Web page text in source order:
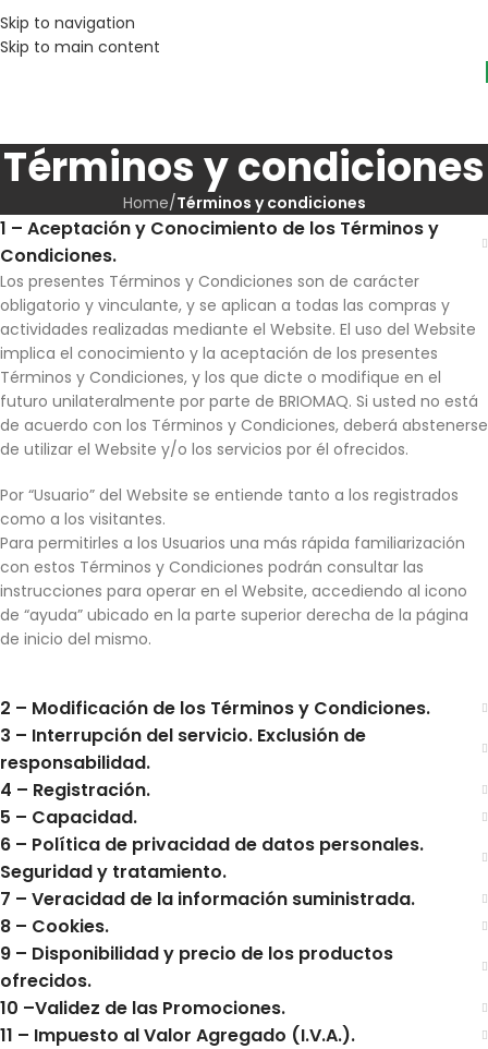
Skip to navigation
Skip to main content
Términos y condiciones
Home/Términos y condiciones
1 – Aceptación y Conocimiento de los Términos y
Condiciones.
Los presentes Términos y Condiciones son de carácter
obligatorio y vinculante, y se aplican a todas las compras y
actividades realizadas mediante el Website. El uso del Website
implica el conocimiento y la aceptación de los presentes
Términos y Condiciones, y los que dicte o modifique en el
futuro unilateralmente por parte de BRIOMAQ. Si usted no está
de acuerdo con los Términos y Condiciones, deberá abstenerse
de utilizar el Website y/o los servicios por él ofrecidos.
Por “Usuario” del Website se entiende tanto a los registrados
como a los visitantes.
Para permitirles a los Usuarios una más rápida familiarización
con estos Términos y Condiciones podrán consultar las
instrucciones para operar en el Website, accediendo al icono
de “ayuda” ubicado en la parte superior derecha de la página
de inicio del mismo.
2 – Modificación de los Términos y Condiciones.
3 – Interrupción del servicio. Exclusión de
responsabilidad.
4 – Registración.
5 – Capacidad.
6 – Política de privacidad de datos personales.
Seguridad y tratamiento.
7 – Veracidad de la información suministrada.
8 – Cookies.
9 – Disponibilidad y precio de los productos
ofrecidos.
10 –Validez de las Promociones.
11 – Impuesto al Valor Agregado (I.V.A.).